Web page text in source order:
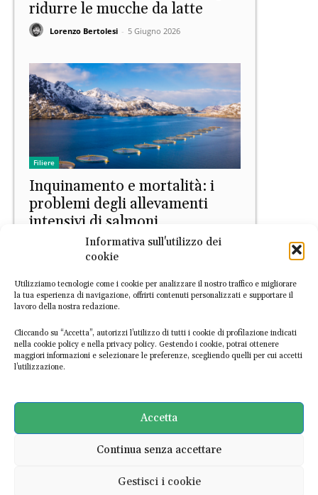
Informativa sull'utilizzo dei
cookie
Utilizziamo tecnologie come i cookie per analizzare il nostro traffico e migliorare
la tua esperienza di navigazione, offrirti contenuti personalizzati e supportare il
lavoro della nostra redazione.
Cliccando su “Accetta”, autorizzi l’utilizzo di tutti i cookie di profilazione indicati
nella cookie policy e nella privacy policy. Gestendo i cookie, potrai ottenere
maggiori informazioni e selezionare le preferenze, scegliendo quelli per cui accetti
l’utilizzazione.
Accetta
Continua senza accettare
Gestisci i cookie
ridurre le mucche da latte
Lorenzo Bertolesi - 5 Giugno 2026
Filiere
Inquinamento e mortalità: i
problemi degli allevamenti
intensivi di salmoni
Lorenzo Bertolesi - 2 Giugno 2026
Cibi “ultraprocessati” vegetali:
perché l’UE continua a
censurarli?
Lorenzo Bertolesi - 23 Aprile 2026